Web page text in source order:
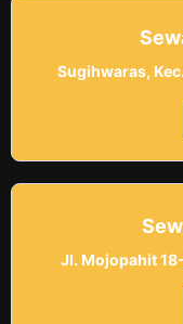
Sugihwaras,
Jl. Mojopahit